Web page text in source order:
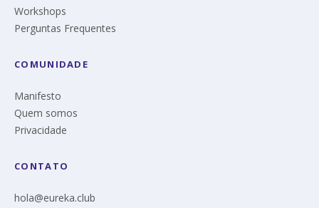
Workshops
Perguntas Frequentes
COMUNIDADE
Manifesto
Quem somos
Privacidade
CONTATO
hola@eureka.club